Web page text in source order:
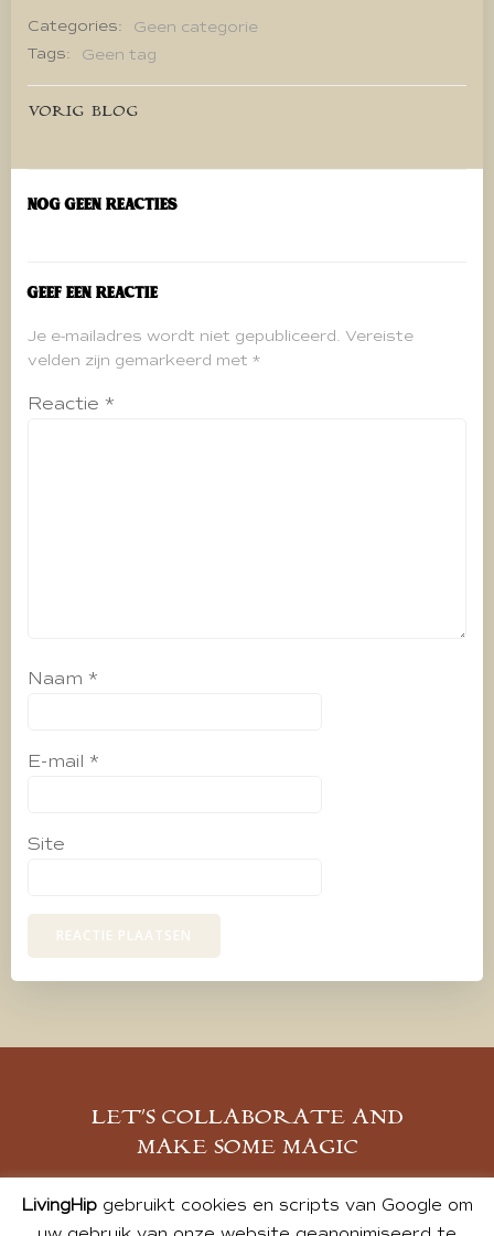
Categories:
Geen categorie
Tags:
Geen tag
Bericht
navigatie
VORIG BLOG
Nog geen reacties
Geef een reactie
Je e-mailadres wordt niet gepubliceerd. Vereiste
velden zijn gemarkeerd met *
Reactie *
Naam *
E-mail *
Site
LET’S COLLABORATE AND
MAKE SOME MAGIC
MELD JE AAN
LivingHipgebruikt cookies en scripts van Google om